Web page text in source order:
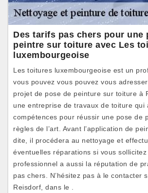
Des tarifs pas chers pour une
peintre sur toiture avec Les
luxembourgeoise
Les toitures luxembourgeoise est un
vous pouvez vous pouvez vous
projet de pose de peinture sur toiture à
une entreprise de travaux de toiture qui
compétences pour réussir une pose de
règles de l’art. Avant l’application de
dite, il procédera au nettoyage et
éventuelles réparations si vous
professionnel a aussi la réputation de
pas chers. N’hésitez pas à le contacter
Reisdorf, dans le .